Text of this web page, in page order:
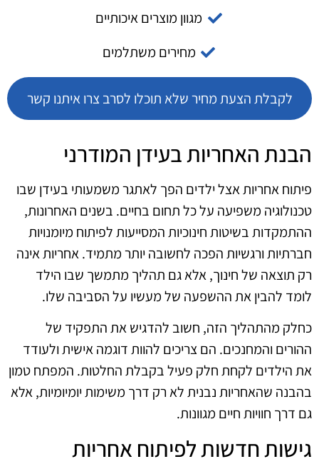
מגוון מוצרים איכותיים
מחירים משתלמים
לקבלת הצעת מחיר שלא תוכלו לסרב צרו איתנו קשר
הבנת האחריות בעידן המודרני
פיתוח אחריות אצל ילדים הפך לאתגר משמעותי בעידן שבו
טכנולוגיה משפיעה על כל תחום בחיים. בשנים האחרונות,
ההתמקדות בשיטות חינוכיות המסייעות לפיתוח מיומנויות
חברתיות ורגשיות הפכה לחשובה יותר מתמיד. אחריות אינה
רק תוצאה של חינוך, אלא גם תהליך מתמשך שבו הילד
לומד להבין את ההשפעה של מעשיו על הסביבה שלו.
כחלק מהתהליך הזה, חשוב להדגיש את התפקיד של
ההורים והמחנכים. הם צריכים להוות דוגמה אישית ולעודד
את הילדים לקחת חלק פעיל בקבלת החלטות. המפתח טמון
בהבנה שהאחריות נבנית לא רק דרך משימות יומיומיות, אלא
גם דרך חוויות חיים מגוונות.
גישות חדשות לפיתוח אחריות